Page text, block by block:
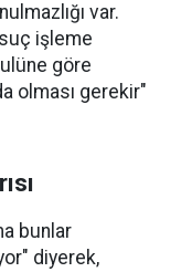
var.
işleme
göre
olması gerekir"
bunlar
diyerek,